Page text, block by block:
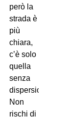
però la
strada è
più
chiara,
c’è solo
quella
senza
dispersione.
Non
rischi di